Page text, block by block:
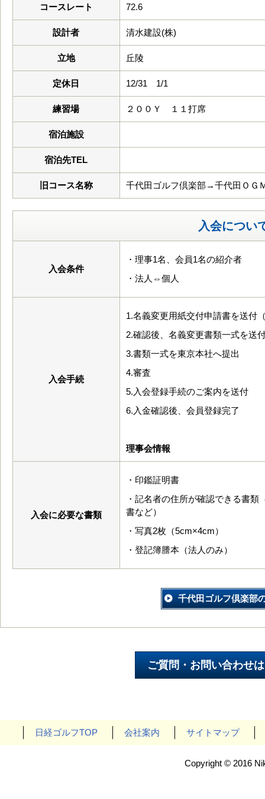
コースレート 72.6
設計者 清水建設(株)
立地 丘陵
定休日 12/31 1/1
練習場 ２００Ｙ １１打席
宿泊施設
宿泊先TEL
旧コース名称 千代田ゴルフ倶楽部→千代田ＯＧ
入会につい
入会条件
・理事1名、会員1名の紹介者
・法人⇔個人
入会手続
1.名義変更用紙交付申請書を送付
2.確認後、名義変更書類一式を送
3.書類一式を東京本社へ提出
4.審査
5.入会登録手続のご案内を送付
6.入金確認後、会員登録完了
理事会情報
入会に必要な書類
・印鑑証明書
・記名者の住所が確認できる書
書など）
・写真2枚（5cm×4cm）
・登記簿謄本（法人のみ）
千代田ゴルフ倶楽部
日経ゴルフTOP 会社案内 サイトマップ
Copyright © 2016